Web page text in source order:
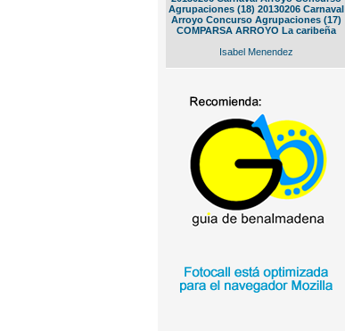
Agrupaciones (18) 20130206 Carnaval
Arroyo Concurso Agrupaciones (17)
COMPARSA ARROYO La caribeña
Isabel Menendez